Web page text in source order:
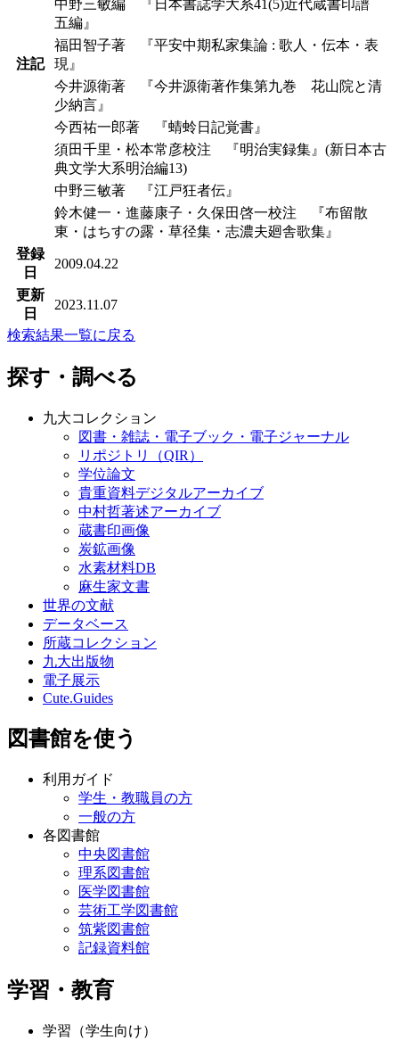
注記
中野三敏編 『日本書誌学大系41(5)近代蔵書印譜
五編』
福田智子著 『平安中期私家集論 : 歌人・伝本・表
現』
今井源衛著 『今井源衛著作集第九巻 花山院と清
少納言』
今西祐一郎著 『蜻蛉日記覚書』
須田千里・松本常彦校注 『明治実録集』(新日本古
典文学大系明治編13)
中野三敏著 『江戸狂者伝』
鈴木健一・進藤康子・久保田啓一校注 『布留散
東・はちすの露・草径集・志濃夫廻舎歌集』
登録
日
2009.04.22
更新
日
2023.11.07
検索結果一覧に戻る
探す・調べる
九大コレクション
図書・雑誌・電子ブック・電子ジャーナル
リポジトリ（QIR）
学位論文
貴重資料デジタルアーカイブ
中村哲著述アーカイブ
蔵書印画像
炭鉱画像
水素材料DB
麻生家文書
世界の文献
データベース
所蔵コレクション
九大出版物
電子展示
Cute.Guides
図書館を使う
利用ガイド
学生・教職員の方
一般の方
各図書館
中央図書館
理系図書館
医学図書館
芸術工学図書館
筑紫図書館
記録資料館
学習・教育
学習（学生向け）